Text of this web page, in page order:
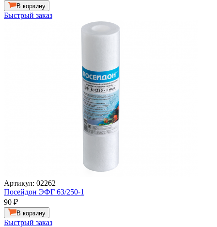
В корзину
Быстрый заказ
Артикул: 02262
Посейдон ЭФГ 63/250-1
90 ₽
В корзину
Быстрый заказ